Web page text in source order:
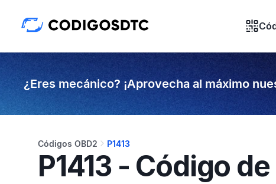
¿Eres mecánico? ¡Aprovecha al máximo
Códigos OBD2 P1413
P1413 - Código